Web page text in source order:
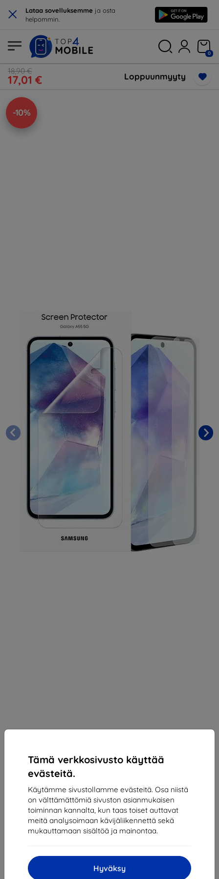
× Lataa sovelluksemme ja osta
helpommin.
Tämä verkkosivusto käyttää
evästeitä.
Käytämme sivustollamme evästeitä. Osa niistä
on välttämättömiä sivuston asianmukaisen
toiminnan kannalta, kun taas toiset auttavat
meitä analysoimaan kävijäliikennettä sekä
mukauttamaan sisältöä ja mainontaa.
Hyväksy
0
18,90 €
17,01 € Loppuunmyyty
-10%
Samsung EF-UA556CTEGWW A55 5G A556 Screen
Protector (EF-UA556CTEGWW)
Samsung Galaxy A55
18,90 €